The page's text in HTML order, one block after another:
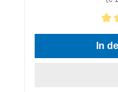
Gemiddelde
In